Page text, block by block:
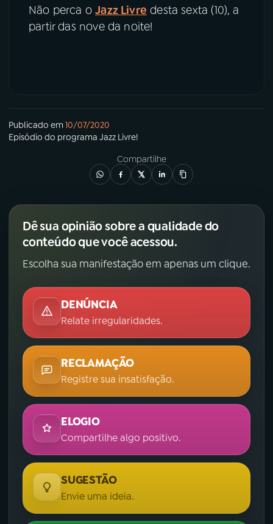
Não perca oJazz Livre desta sexta (10), a
partir das nove da noite!
Publicado em10/07/2020
Episódio do programa Jazz Livre!
Compartilhe
Dê sua opinião sobre a qualidade do
conteúdo que você acessou.
Escolha sua manifestação em apenas um clique.
DENÚNCIA
Relate irregularidades.
RECLAMAÇÃO
Registre sua insatisfação.
ELOGIO
Compartilhe algo positivo.
SUGESTÃO
Envie uma ideia.